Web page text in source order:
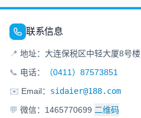
联系信息
📍 地址：大连保税区中轻大厦8号楼
📞 电话：
（0411）87573851
✉️ Email： sidaier@188.com
💬 微信：1465770699 二维码